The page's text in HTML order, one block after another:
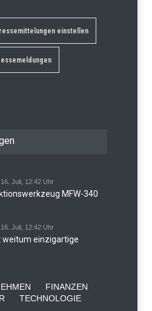
einstellen
16. Juli, 12:42 Uhr
MFW-340
16. Juli, 12:42 Uhr
einzigartige
FINANZEN
TECHNOLOGIE